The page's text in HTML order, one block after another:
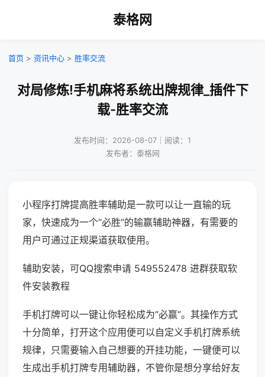
泰格网
首页 > 资讯中心 > 胜率交流
对局修炼!手机麻将系统出牌规律_插件下
载-胜率交流
发布时间：2026-08-07｜阅读：1
发布者：泰格网
小程序打牌提高胜率辅助是一款可以让一直输的玩
家，快速成为一个“必胜”的输赢辅助神器，有需要的
用户可通过正规渠道获取使用。
辅助安装，可QQ搜索申请 549552478 进群获取软
件安装教程
手机打牌可以一键让你轻松成为“必赢”。其操作方式
十分简单，打开这个应用便可以自定义手机打牌系统
规律，只需要输入自己想要的开挂功能，一键便可以
生成出手机打牌专用辅助器，不管你是想分享给好友